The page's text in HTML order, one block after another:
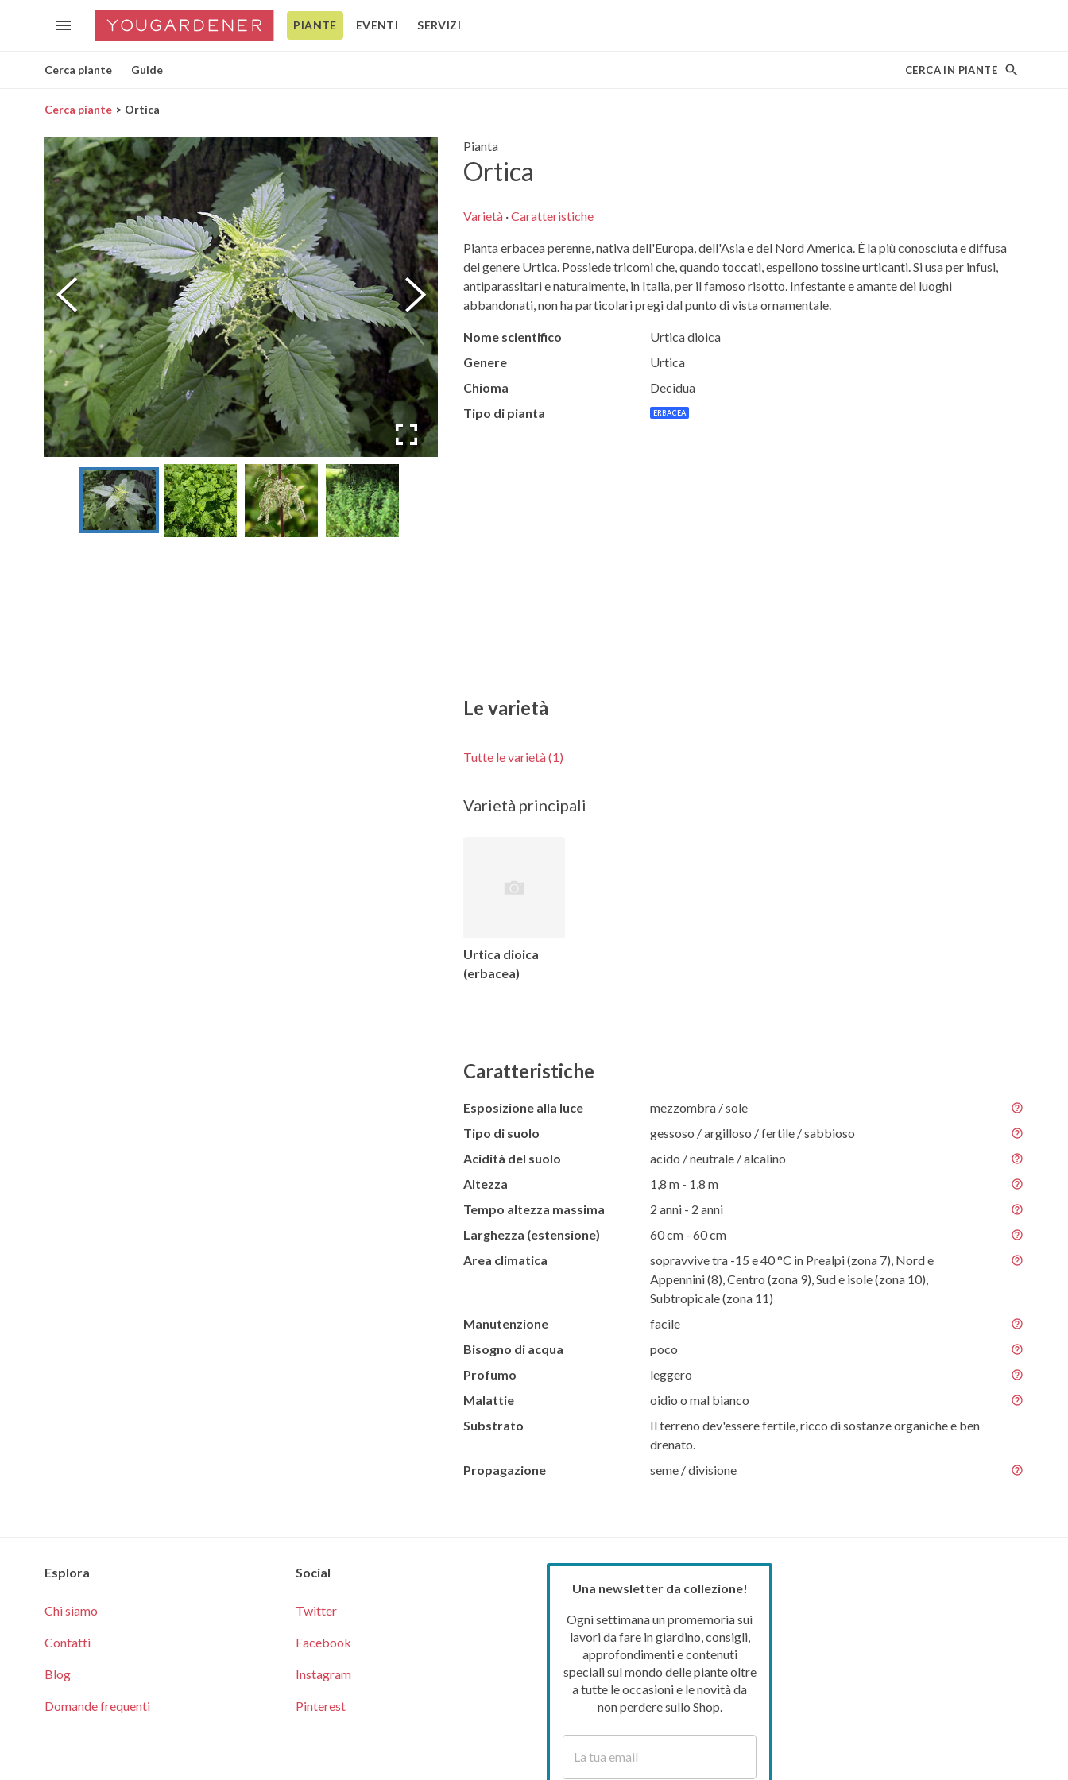
PIANTE EVENTI SERVIZI
Cerca piante Guide CERCA IN PIANTE
Cerca piante Ortica
Pianta
Ortica
Varietà·Caratteristiche
Pianta erbacea perenne, nativa dell'Europa, dell'Asia e del Nord America. È la più conosciuta e diffusa
del genere Urtica. Possiede tricomi che, quando toccati, espellono tossine urticanti. Si usa per infusi,
antiparassitari e naturalmente, in Italia, per il famoso risotto. Infestante e amante dei luoghi
abbandonati, non ha particolari pregi dal punto di vista ornamentale.
Nome scientifico
Urtica dioica
Genere
Urtica
Chioma
Decidua
Tipo di pianta
ERBACEA
Le varietà
Tutte le varietà (1)
Varietà principali
Urtica dioica
(erbacea)
Caratteristiche
Esposizione alla luce
mezzombra / sole
Tipo di suolo
gessoso / argilloso / fertile / sabbioso
Acidità del suolo
acido / neutrale / alcalino
Altezza
1,8 m - 1,8 m
Tempo altezza massima
2 anni - 2 anni
Larghezza (estensione)
60 cm - 60 cm
Area climatica
sopravvive tra -15 e 40 °C in Prealpi (zona 7), Nord e
Appennini (8), Centro (zona 9), Sud e isole (zona 10),
Subtropicale (zona 11)
Manutenzione
facile
Bisogno di acqua
poco
Profumo
leggero
Malattie
oidio o mal bianco
Substrato
Il terreno dev'essere fertile, ricco di sostanze organiche e ben
drenato.
Propagazione
seme / divisione
Esplora
Chi siamo
Contatti
Blog
Domande frequenti
Social
Twitter
Facebook
Instagram
Pinterest
Una newsletter da collezione!
Ogni settimana un promemoria sui
lavori da fare in giardino, consigli,
approfondimenti e contenuti
speciali sul mondo delle piante oltre
a tutte le occasioni e le novità da
non perdere sullo Shop.